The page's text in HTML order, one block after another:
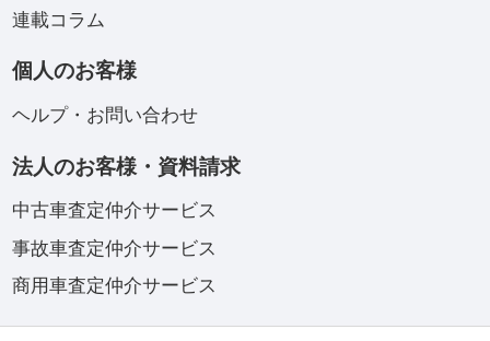
連載コラム
個人のお客様
ヘルプ・お問い合わせ
法人のお客様・資料請求
中古車査定仲介サービス
事故車査定仲介サービス
商用車査定仲介サービス